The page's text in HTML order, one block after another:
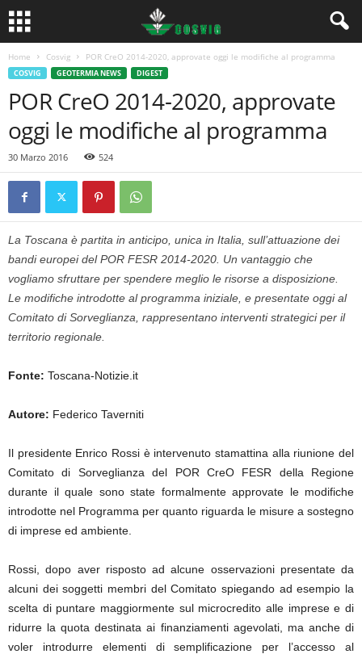
Home Cosvig POR CreO 2014-2020, approvate oggi le modifiche al programma
COSVIG GEOTERMIA NEWS DIGEST
POR CreO 2014-2020, approvate
oggi le modifiche al programma
30 Marzo 2016 524
La Toscana è partita in anticipo, unica in Italia, sull’attuazione dei
bandi europei del POR FESR 2014-2020. Un vantaggio che
vogliamo sfruttare per spendere meglio le risorse a disposizione.
Le modifiche introdotte al programma iniziale, e presentate oggi al
Comitato di Sorveglianza, rappresentano interventi strategici per il
territorio regionale.
Fonte: Toscana-Notizie.it
Autore: Federico Taverniti
Il presidente Enrico Rossi è intervenuto stamattina alla riunione del
Comitato di Sorveglianza del POR CreO FESR della Regione
durante il quale sono state formalmente approvate le modifiche
introdotte nel Programma per quanto riguarda le misure a sostegno
di imprese ed ambiente.
Rossi, dopo aver risposto ad alcune osservazioni presentate da
alcuni dei soggetti membri del Comitato spiegando ad esempio la
scelta di puntare maggiormente sul microcredito alle imprese e di
ridurre la quota destinata ai finanziamenti agevolati, ma anche di
voler introdurre elementi di semplificazione per l’accesso al